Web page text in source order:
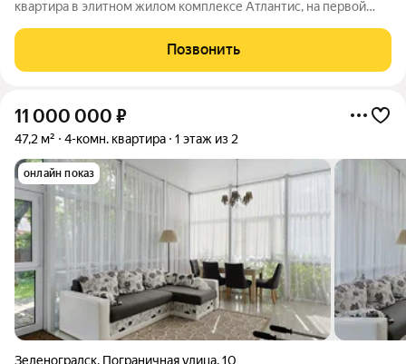
квартира в элитном жилом комплексе Атлантис, на первой
городке Зеленоградск. Бесконечный песчаный пляж, до
которого всего 100 метров. Никакой
Позвонить
11 000 000 ₽
47,2 м² 4-комн. квартира 1 этаж из 2
онлайн показ
Зеленоградск, Пограничная улица,10